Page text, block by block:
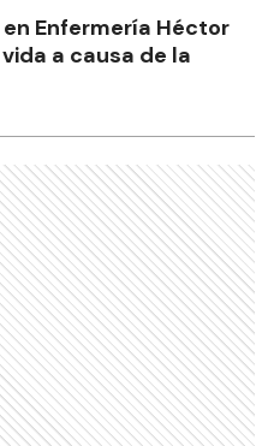
Enfermería Héctor
a causa de la